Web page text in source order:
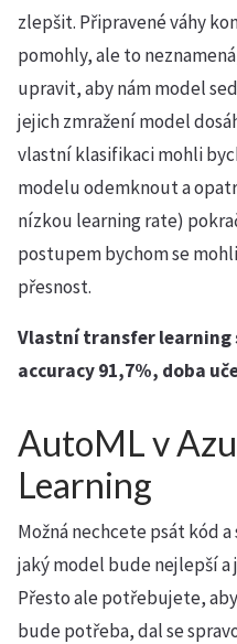
zlepšit. Připravené váhy
pomohly, ale to
upravit, aby nám model
jejich zmražení model
vlastní klasifikaci mohli
modelu odemknout a
nízkou learning rate)
postupem bychom se
přesnost.
Vlastní transfer learning
accuracy 91,7%, doba
AutoML v
Learning
Možná nechcete psát kód
jaký model bude nejlepší a
Přesto ale potřebujete,
bude potřeba, dal se